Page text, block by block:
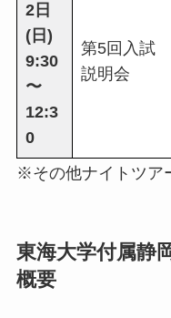
2日
(日)
9:30
〜
12:3
0
第5回入試
説明会
※その他ナイトツア
東海大学付属静
概要